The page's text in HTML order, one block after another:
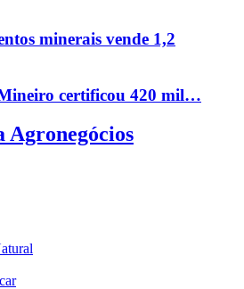
minerais vende 1,2
certificou 420 mil…